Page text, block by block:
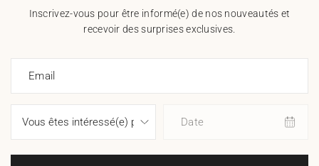
Inscrivez-vous pour être informé(e) de nos nouveautés et
recevoir des surprises exclusives.
Email
Date